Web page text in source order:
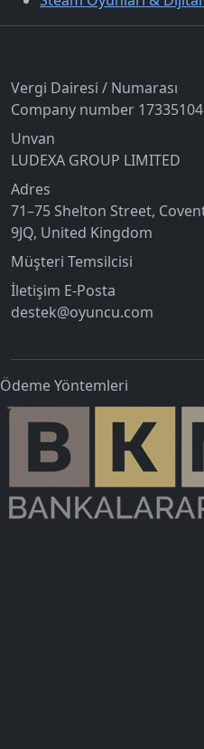
Vergi Dairesi / Numarası
Company number
Unvan
LUDEXA GROUP LIMITED
Adres
71–75 Shelton Street,
9JQ, United Kingdom
Müşteri Temsilcisi
İletişim E-Posta
destek@oyuncu.com
Ödeme Yöntemleri